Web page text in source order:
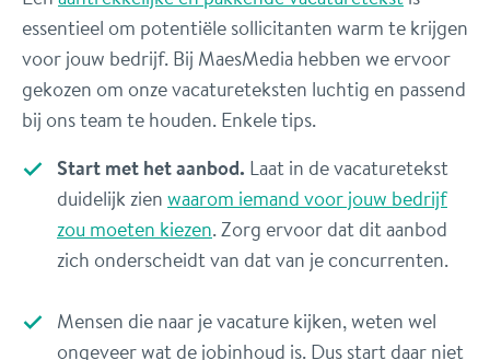
essentieel om potentiële sollicitanten warm te krijgen
voor jouw bedrijf. Bij MaesMedia hebben we ervoor
gekozen om onze vacatureteksten luchtig en passend
bij ons team te houden. Enkele tips.
Start met het aanbod. Laat in de vacaturetekst
duidelijk zienwaarom iemand voor jouw bedrijf
zou moeten kiezen. Zorg ervoor dat dit aanbod
zich onderscheidt van dat van je concurrenten.
Mensen die naar je vacature kijken, weten wel
ongeveer wat de jobinhoud is. Dus start daar niet